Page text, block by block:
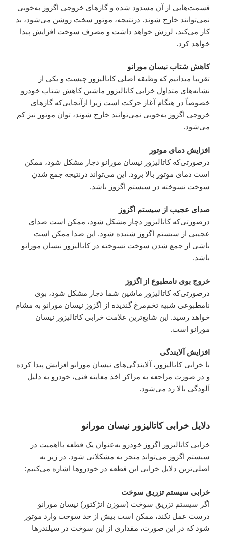
قسمت‌هایی از آن مسدود شده و گازهای خروجی اگزوز به‌خوبی
نمی‌توانند خارج شوند. درنتیجه، موتور سخت روشن می‌شود، بد
کار می‌کند، لرزش خواهد داشت و مصرف سوخت افزایش پیدا
خواهد کرد.
کاهش شتاب نیسان مورانو
تقریبا میدانیم که وظیقه اصلی کاتالیزور چیست و یکی از
نشانه‌های متداول خرابی کاتالیزور ماشین کاهش شتاب خودرو
خصوصاً در هنگام آغاز حرکت است زیرا ازآنجایی‌که گازهای
خروجی اگزوز به‌خوبی نمی‌توانند خارج شوند، توان موتور نیز کم
می‌شود.
افزایش دمای موتور
درصورتی‌که کاتالیزور نیسان مورانو دچار مشکل شود، ممکن
است دمای موتور بالا برود. این می‌تواند درنتیجه جمع شدن
سوخت نسوخته در سیستم اگزوز باشد.
صدای عجیب از سیستم اگزوز
درصورتی‌که کاتالیزور دچار مشکل شود، ممکن است صدای
عجیبی از سیستم اگزوز شنیده شود. این صدا ممکن است
ناشی از جمع شدن سوخت نسوخته در کاتالیزور نیسان مورانو
باشد.
خروج بوی نامطبوع از اگزوز
درصورتی‌که کاتالیزور ماشین شما دچار مشکل شود، بوی
نامطبوعی شبیه تخم‌مرغ گندیده از اگزوز نیسان مورانو به مشام
خواهد رسید. این شایع‌ترین علامت خرابی کاتالیزور نیسان
مورانو است.
افزایش آلایندگی
با خرابی کاتالیزور، آلایندگی‌های نیسان مورانو افزایش پیدا کرده
و در صورت مراجعه به مراکز اخذ معاینه فنی، خودرو به دلیل
آلودگی بالا رد می‌شود.
دلایل خرابی کاتالیزور نیسان مورانو
خرابی کاتالیزور اگزوز خودرو به‌عنوان یک قطعه بااهمیت در
سیستم اگزوز می‌تواند منجر به مشکلاتی شود. در زیر به
اصلی‌ترین دلایل خرابی این قطعه در خودروها اشاره می‌کنیم:
خرابی سیستم تزریق سوخت
اگر سیستم تزریق سوخت (سوزن انژکتور) نیسان مورانو
درست عمل نکند، ممکن است بیش از حد سوخت وارد موتور
شود که در این صورت، مقداری از این سوخت در سیلندرها